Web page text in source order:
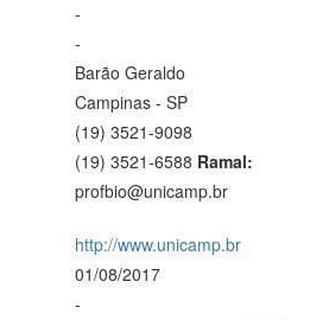
-
-
Barão Geraldo
Campinas - SP
(19) 3521-9098
(19) 3521-6588 Ramal:
profbio@unicamp.br
http://www.unicamp.br
01/08/2017
-